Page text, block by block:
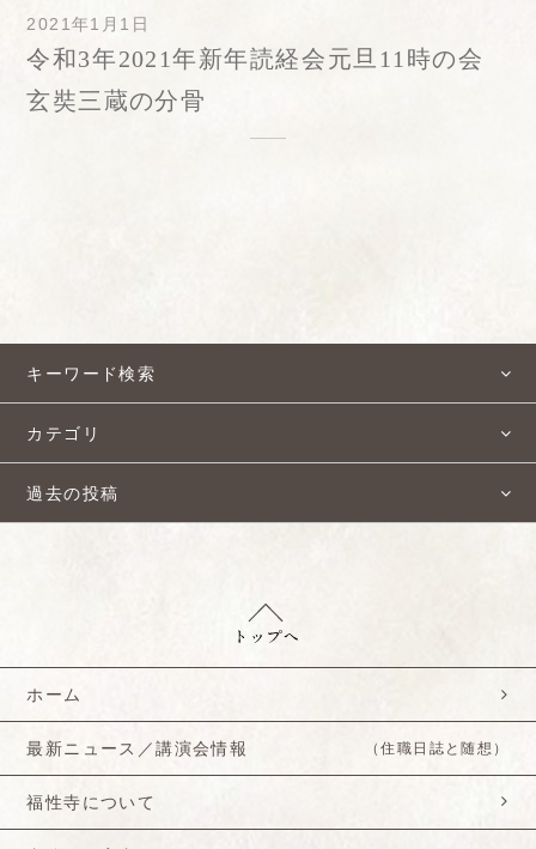
2021年1月1日
令和3年2021年新年読経会元旦11時の会
玄奘三蔵の分骨
キーワード検索
カテゴリ
過去の投稿
ホーム
最新ニュース／講演会情報 （住職日誌と随想）
福性寺について